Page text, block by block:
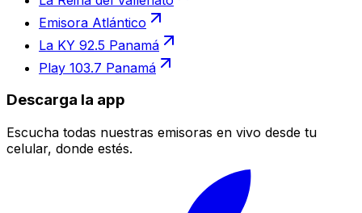
Emisora Atlántico
La KY 92.5 Panamá
Play 103.7 Panamá
Descarga la app
Escucha todas nuestras emisoras en vivo desde tu
celular, donde estés.